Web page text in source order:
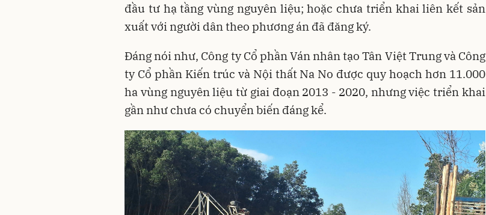
đầu tư hạ tầng vùng nguyên liệu; hoặc chưa triển khai liên kết sản
xuất với người dân theo phương án đã đăng ký.
Đáng nói như, Công ty Cổ phần Ván nhân tạo Tân Việt Trung và Công
ty Cổ phần Kiến trúc và Nội thất Na No được quy hoạch hơn 11.000
ha vùng nguyên liệu từ giai đoạn 2013 - 2020, nhưng việc triển khai
gần như chưa có chuyển biến đáng kể.